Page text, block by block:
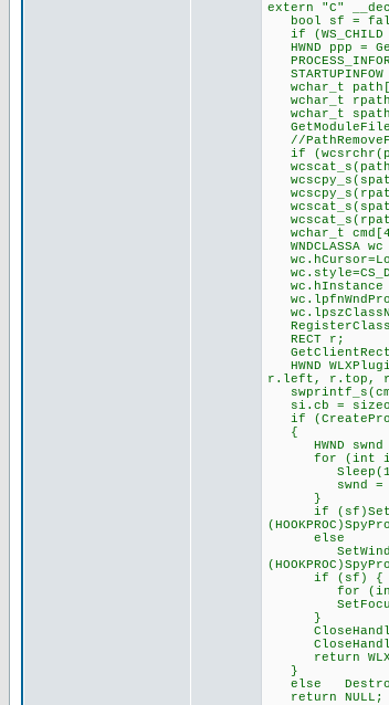
extern "C"
bool sf =
if (WS_CHILD &
HWND ppp =
wchar_t
wchar_t
wchar_t
//
if
wcscat_s(spath,
wcscat_s(rpath,
wchar_t
WNDCLASSA
RECT r;
HWND
r.left, r.top,
si.cb =
if
{
HWND swnd
for (int i = 0;
swnd =
}
if
else
if (sf) {
for (int i = 0;
}
return
}
else
return NULL;